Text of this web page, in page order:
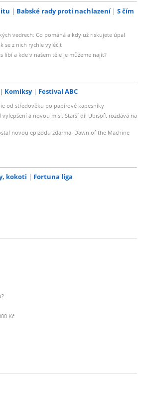
Babské rady proti nachlazení
S čím
vedrech: Co pomáhá a kdy už riskujete úpal
se z nich rychle vyléčit
líbí a kde v našem těle je můžeme najít?
Komiksy Festival ABC
od středověku po papírové kapesníky
vylepšení a novou misi. Starší díl Ubisoft rozdává na
novou epizodu zdarma. Dawn of the Machine
kokoti Fortuna liga
Kč